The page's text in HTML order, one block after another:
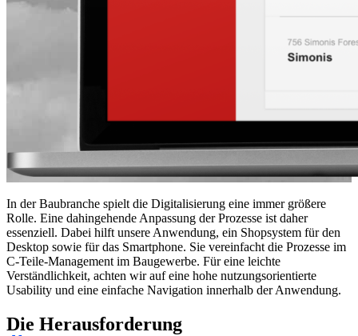
In der Baubranche spielt die Digitalisierung eine immer größere
Rolle. Eine dahingehende Anpassung der Prozesse ist daher
essenziell. Dabei hilft unsere Anwendung, ein Shopsystem für den
Desktop sowie für das Smartphone. Sie vereinfacht die Prozesse im
C-Teile-Management im Baugewerbe. Für eine leichte
Verständlichkeit, achten wir auf eine hohe nutzungsorientierte
Usability und eine einfache Navigation innerhalb der Anwendung.
Die Herausforderung